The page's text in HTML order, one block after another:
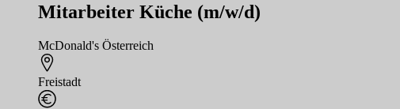
Mitarbeiter Küche (m/w/d)
McDonald's Österreich
Freistadt